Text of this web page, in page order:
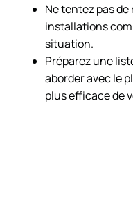
Ne tentez pas
installations
situation.
Préparez une
aborder avec le
plus efficace de